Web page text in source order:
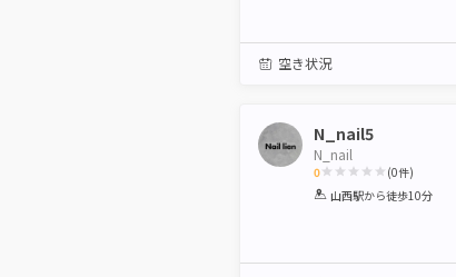
空き状況
N_nail5
N_nail
0
1 2 3 4 5
(0件)
山西駅から徒歩10分